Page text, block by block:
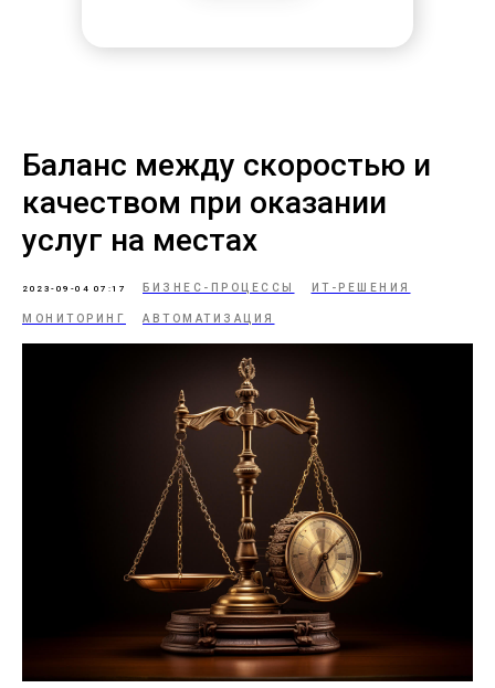
Баланс между скоростью и
качеством при оказании
услуг на местах
2023-09-04 07:17 БИЗНЕС-ПРОЦЕССЫ ИТ-РЕШЕНИЯ
МОНИТОРИНГ АВТОМАТИЗАЦИЯ